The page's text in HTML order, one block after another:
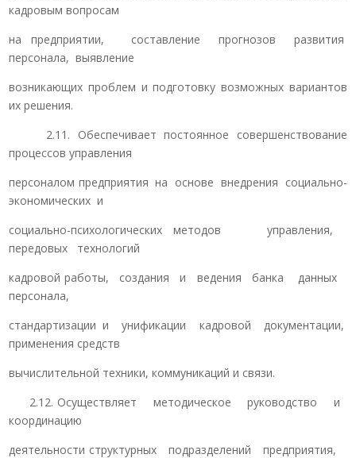
кадровым вопросам
на предприятии, составление прогнозов развития
персонала, выявление
возникающих проблем и подготовку возможных вариантов
их решения.
2.11. Обеспечивает постоянное совершенствование
процессов управления
персоналом предприятия на основе внедрения социально-
экономических и
социально-психологических методов управления,
передовых технологий
кадровой работы, создания и ведения банка данных
персонала,
стандартизации и унификации кадровой документации,
применения средств
вычислительной техники, коммуникаций и связи.
2.12. Осуществляет методическое руководство и
координацию
деятельности структурных подразделений предприятия,